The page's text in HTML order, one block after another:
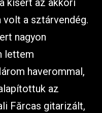
kísért az akkori
volt a sztárvendég.
nagyon
lettem
haverommal,
az
Fărcas gitarizált,